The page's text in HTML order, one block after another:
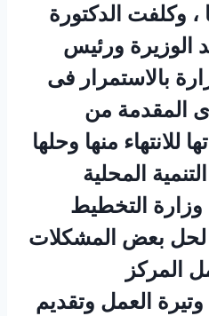
، وكلفت الدكتورة
ورئيس
بالاستمرار فى
المقدمة من
للانتهاء منها وحلها
المحلية
التخطيط
لحل بعض المشكلات
المركز
وتيرة العمل وتقديم